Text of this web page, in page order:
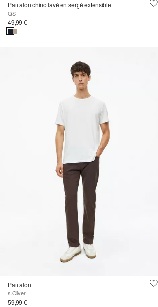
Pantalon chino lavé en sergé extensible
QS
49,99 €
Pantalon
s.Oliver
59,99 €